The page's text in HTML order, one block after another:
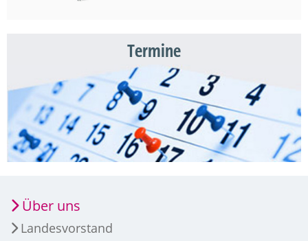
Termine
Über uns
Landesvorstand